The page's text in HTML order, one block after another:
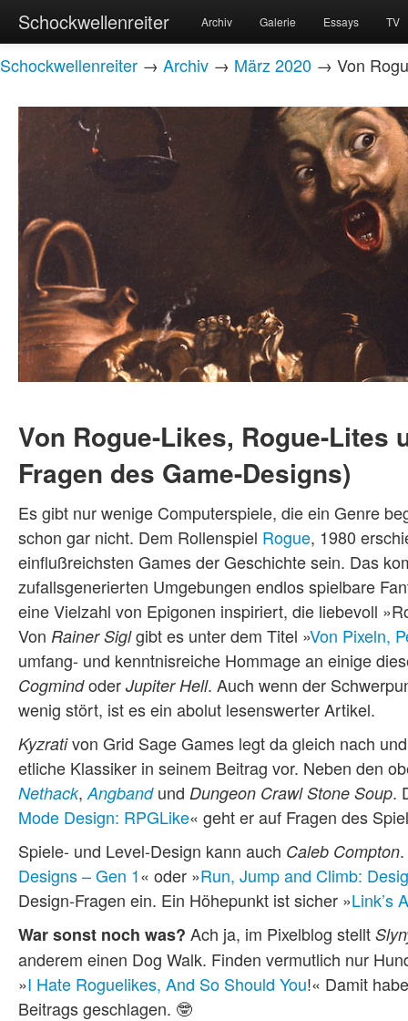
Schockwellenreiter Archiv Galerie Essays TV
Schockwellenreiter → Archiv → März 2020 → Von
Von Rogue-Likes, Rogue-Lites
Fragen des Game-Designs)
Es gibt nur wenige Computerspiele, die ein Genre
schon gar nicht. Dem Rollenspiel Rogue, 1980
einflußreichsten Games der Geschichte sein. Das
zufallsgenerierten Umgebungen endlos spielbare
eine Vielzahl von Epigonen inspiriert, die liebevoll
Von Rainer Siglgibt es unter dem Titel »Von Pixeln,
umfang- und kenntnisreiche Hommage an einige
Cogmindoder Jupiter Hell. Auch wenn der
wenig stört, ist es ein abolut lesenswerter Artikel.
Kyzrativon Grid Sage Games legt da gleich nach
etliche Klassiker in seinem Beitrag vor. Neben den
Nethack, Angbandund Dungeon Crawl Stone Soup.
Mode Design: RPGLike« geht er auf Fragen des
Spiele- und Level-Design kann auch Caleb Compton
Designs – Gen 1« oder »Run, Jump and Climb:
Design-Fragen ein. Ein Höhepunkt ist sicher »Link’s
War sonst noch was? Ach ja, im Pixelblog stellt
anderem einen Dog Walk. Finden vermutlich nur
»I Hate Roguelikes, And So Should You!« Damit
Beitrags geschlagen. 🤓